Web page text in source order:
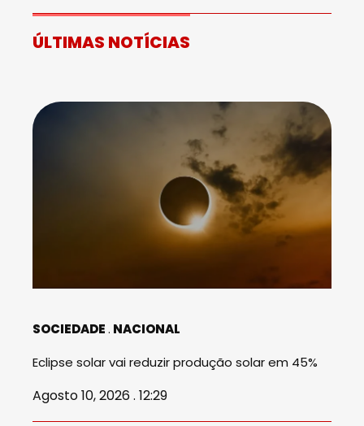
ÚLTIMAS NOTÍCIAS
SOCIEDADE NACIONAL
Eclipse solar vai reduzir produção solar em 45%
Agosto 10, 2026 . 12:29